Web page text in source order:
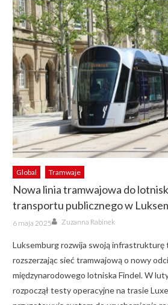
Global Tramwaje
Nowa linia tramwajowa do
transportu publicznego w
Posted
on
6 maja 2025 Author
Zuzanna Rabinek
Luksemburg rozwija swoją infrastrukturę
rozszerzając sieć tramwajową o nowy
międzynarodowego lotniska Findel. W
rozpoczął testy operacyjne na trasie